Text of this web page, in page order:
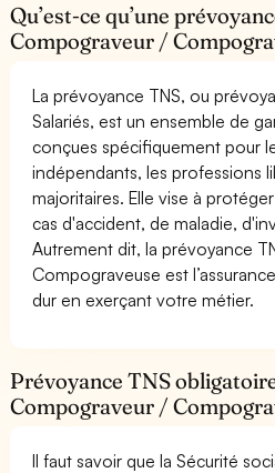
Qu’est-ce qu’une
Compograveur /
La prévoyance TNS, ou
Salariés, est un ensemble de
conçues spécifiquement pour
indépendants, les professions
majoritaires. Elle vise à
cas d'accident, de maladie,
Autrement dit, la prévoyance
Compograveuse est
dur en exerçant votre métier.
Prévoyance TNS
Compograveur /
Il faut savoir que la Sécurité